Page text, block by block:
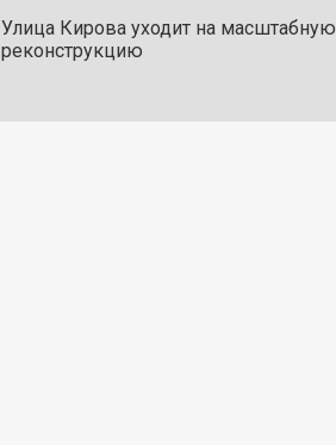
Улица Кирова уходит на масштабную
реконструкцию